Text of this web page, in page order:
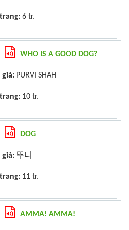
6 tr.
WHO IS A GOOD DOG?
giả: PURVI SHAH
10 tr.
DOG
giả: 뚜니
11 tr.
AMMA! AMMA!